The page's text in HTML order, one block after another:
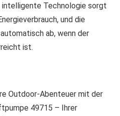
Technologie sorgt
und die
ab, wenn der
ist.
Outdoor-Abenteuer mit der
49715 – Ihrer